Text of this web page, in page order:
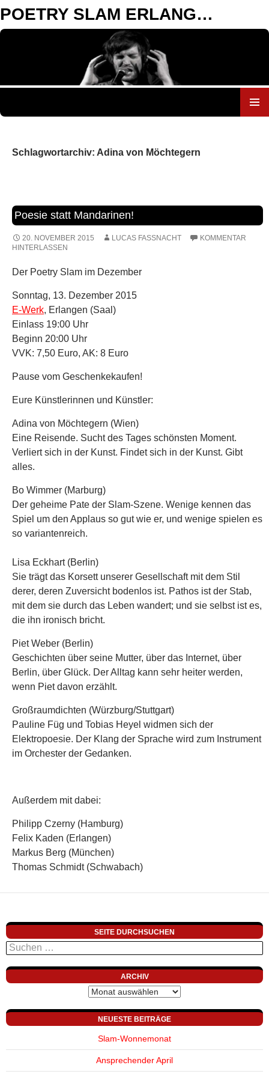
POETRY SLAM ERLANGEN
Schlagwortarchiv: Adina von Möchtegern
Poesie statt Mandarinen!
20. NOVEMBER 2015 LUCAS FASSNACHT
KOMMENTAR
HINTERLASSEN
Der Poetry Slam im Dezember
Sonntag, 13. Dezember 2015
E-Werk, Erlangen (Saal)
Einlass 19:00 Uhr
Beginn 20:00 Uhr
VVK: 7,50 Euro, AK: 8 Euro
Pause vom Geschenkekaufen!
Eure Künstlerinnen und Künstler:
Adina von Möchtegern (Wien)
Eine Reisende. Sucht des Tages schönsten Moment.
Verliert sich in der Kunst. Findet sich in der Kunst. Gibt
alles.
Bo Wimmer (Marburg)
Der geheime Pate der Slam-Szene. Wenige kennen das
Spiel um den Applaus so gut wie er, und wenige spielen es
so variantenreich.
Lisa Eckhart (Berlin)
Sie trägt das Korsett unserer Gesellschaft mit dem Stil
derer, deren Zuversicht bodenlos ist. Pathos ist der Stab,
mit dem sie durch das Leben wandert; und sie selbst ist es,
die ihn ironisch bricht.
Piet Weber (Berlin)
Geschichten über seine Mutter, über das Internet, über
Berlin, über Glück. Der Alltag kann sehr heiter werden,
wenn Piet davon erzählt.
Großraumdichten (Würzburg/Stuttgart)
Pauline Füg und Tobias Heyel widmen sich der
Elektropoesie. Der Klang der Sprache wird zum Instrument
im Orchester der Gedanken.
Außerdem mit dabei:
Philipp Czerny (Hamburg)
Felix Kaden (Erlangen)
Markus Berg (München)
Thomas Schmidt (Schwabach)
SEITE DURCHSUCHEN
Suchen
nach:
ARCHIV
Archiv
NEUESTE BEITRÄGE
Slam-Wonnemonat
Ansprechender April